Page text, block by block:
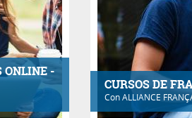
ONLINE -
CURSOS DE
ConALLIANCE